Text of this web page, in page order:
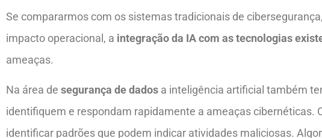
Se compararmos com os sistemas tradicionais de
impacto operacional, a integração da IA com as tecnologias
ameaças.
Na área de segurança de dados a inteligência artificial também
identifiquem e respondam rapidamente a ameaças cibernéticas.
identificar padrões que podem indicar atividades maliciosas.